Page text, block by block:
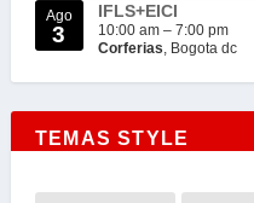
Ago
3
IFLS+EICI
10:00 am – 7:00 pm
Corferias, Bogota dc
TEMAS STYLE